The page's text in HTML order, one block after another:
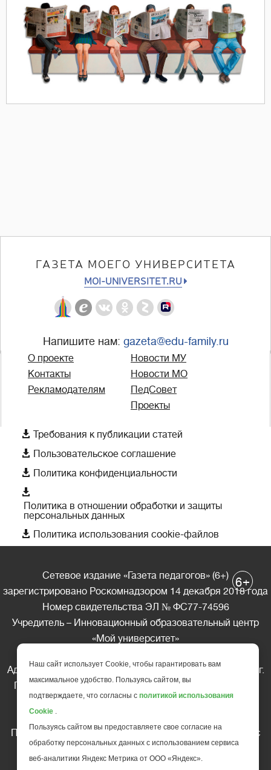
ГАЗЕТА МОЕГО УНИВЕРСИТЕТА
MOI-UNIVERSITET.RU
Напишите нам: gazeta@edu-family.ru
О проекте
Контакты
Рекламодателям
Новости МУ
Новости МО
ПедСовет
Проекты
 Требования к публикации статей
 Пользовательское соглашение
 Политика конфиденциальности

Политика в отношении обработки и защиты
персональных данных
 Политика использования cookie-файлов
Сетевое издание «Газета педагогов» (6+)
зарегистрировано Роскомнадзором 14 декабря 2018 года
Номер свидетельства ЭЛ № ФС77-74596
Учредитель – Инновационный образовательный центр
«Мой университет»
Адрес редакции: 185035 Россия, Республика Карелия, г.
Петрозаводск, ул. Фридриха Энгельса д.10, офис 211
Телефон редакции: +7 (499) 685-10-45
Перепечатка материалов газеты допускается только c
письменного разрешения редакции
Ссылка на «Газету педагогов» обязательна.
6+
Наш сайт использует Cookie, чтобы гарантировать вам
максимальное удобство. Пользуясь сайтом, вы
подтверждаете, что согласны с политикой использования
Cookie .
Пользуясь сайтом вы предоставляете свое согласие на
обработку персональных данных с использованием сервиса
веб-аналитики Яндекс Метрика от ООО «Яндекс».